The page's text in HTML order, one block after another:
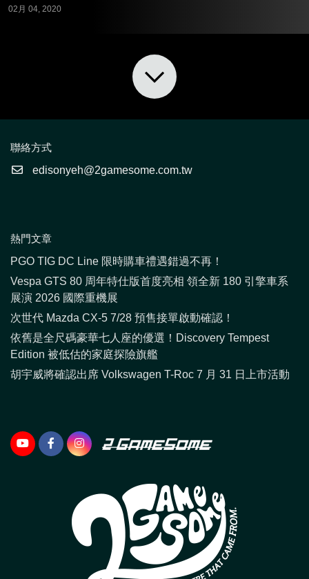
02月 04, 2020
聯絡方式
edisonyeh@2gamesome.com.tw
熱門文章
PGO TIG DC Line 限時購車禮遇錯過不再！
Vespa GTS 80 周年特仕版首度亮相 領全新 180 引擎車系
展演 2026 國際重機展
次世代 Mazda CX-5 7/28 預售接單啟動確認！
依舊是全尺碼豪華七人座的優選！Discovery Tempest
Edition 被低估的家庭探險旗艦
胡宇威將確認出席 Volkswagen T-Roc 7 月 31 日上市活動